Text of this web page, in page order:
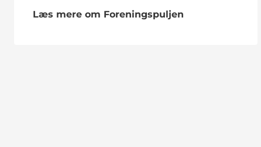
Læs mere om Foreningspuljen